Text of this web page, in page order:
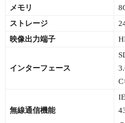
メモリ
ストレージ
映像出力端子
インターフェース
無線通信機能